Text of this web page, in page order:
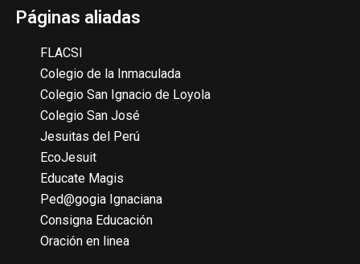
Páginas aliadas
FLACSI
Colegio de la Inmaculada
Colegio San Ignacio de Loyola
Colegio San José
Jesuitas del Perú
EcoJesuit
Educate Magis
Ped@gogia Ignaciana
Consigna Educación
Oración en linea